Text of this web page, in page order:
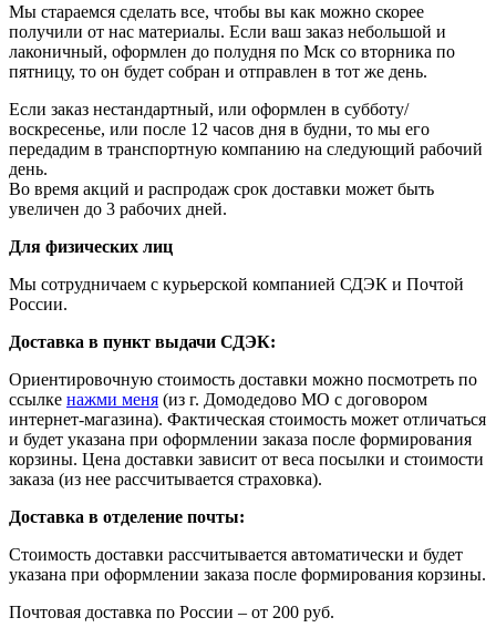
Мы стараемся сделать все, чтобы вы как можно скорее
получили от нас материалы. Если ваш заказ небольшой и
лаконичный, оформлен до полудня по Мск со вторника по
пятницу, то он будет собран и отправлен в тот же день.
Если заказ нестандартный, или оформлен в субботу/
воскресенье, или после 12 часов дня в будни, то мы его
передадим в транспортную компанию на следующий рабочий
день.
Во время акций и распродаж срок доставки может быть
увеличен до 3 рабочих дней.
Для физических лиц
Мы сотрудничаем с курьерской компанией СДЭК и Почтой
России.
Доставка в пункт выдачи СДЭК:
Ориентировочную стоимость доставки можно посмотреть по
ссылке нажми меня (из г. Домодедово МО с договором
интернет-магазина). Фактическая стоимость может отличаться
и будет указана при оформлении заказа после формирования
корзины. Цена доставки зависит от веса посылки и стоимости
заказа (из нее рассчитывается страховка).
Доставка в отделение почты:
Стоимость доставки рассчитывается автоматически и будет
указана при оформлении заказа после формирования корзины.
Почтовая доставка по России – от 200 руб.